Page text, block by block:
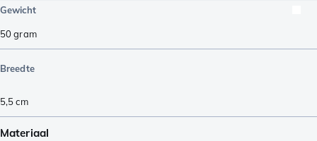
Gewicht
50gram
Breedte
5,5cm
Materiaal